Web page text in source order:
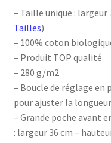
– Taille unique : largeur
Tailles)
– 100% coton
– Produit TOP qualité
– 280 g/m2
– Boucle de réglage en
pour ajuster la
– Grande poche avant
: largeur 36 cm –